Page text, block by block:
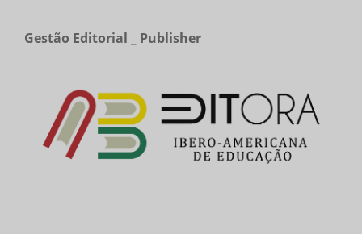
Gestão Editorial _ Publisher